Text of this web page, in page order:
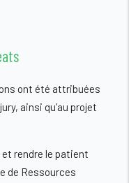
ont été attribuées
ainsi qu’au projet
rendre le patient
de Ressources